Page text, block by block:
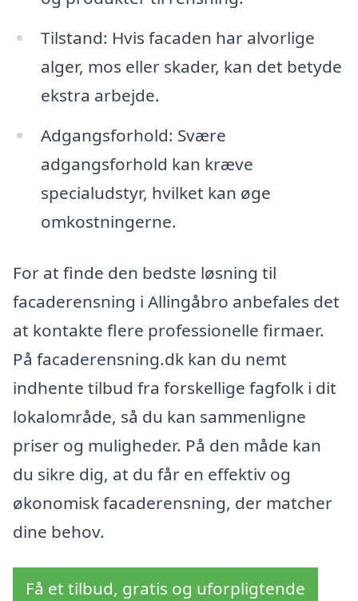
Tilstand: Hvis facaden har alvorlige
alger, mos eller skader, kan det betyde
ekstra arbejde.
Adgangsforhold: Svære
adgangsforhold kan kræve
specialudstyr, hvilket kan øge
omkostningerne.
For at finde den bedste løsning til
facaderensning i Allingåbro anbefales det
at kontakte flere professionelle firmaer.
På facaderensning.dk kan du nemt
indhente tilbud fra forskellige fagfolk i dit
lokalområde, så du kan sammenligne
priser og muligheder. På den måde kan
du sikre dig, at du får en effektiv og
økonomisk facaderensning, der matcher
dine behov.
Få et tilbud, gratis og uforpligtende